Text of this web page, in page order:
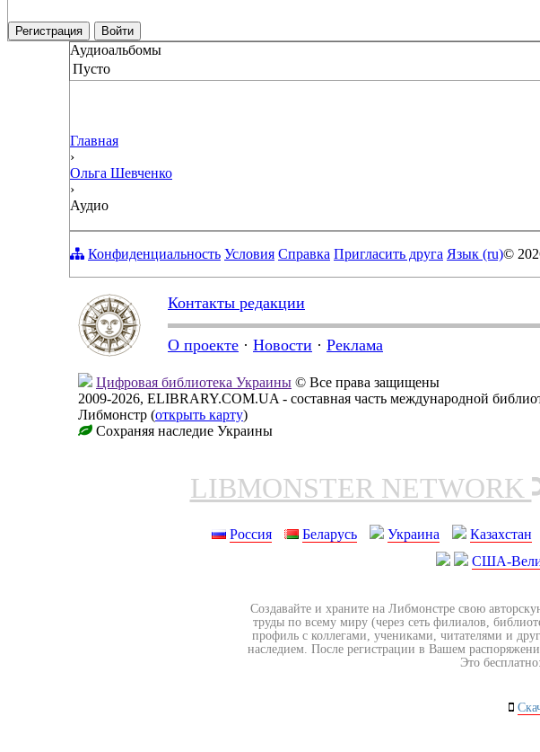
Регистрация Войти
Аудиоальбомы
Пусто
Главная
›
Ольга Шевченко
›
Аудио
Конфиденциальность Условия Справка Пригласить друга Язык (ru)©
Контакты редакции
О проекте · Новости · Реклама
Цифровая библиотека Украины © Все права защищены
2009-2026, ELIBRARY.COM.UA - составная часть международной
Либмонстр (открыть карту)
Сохраняя наследие Украины
LIBMONSTER NETWORK
Россия Беларусь Украина Казахстан
США-
Создавайте и храните на Либмонстре свою
труды по всему миру (через сеть филиалов,
профиль с коллегами, учениками, читателями и
наследием. После регистрации в Вашем
Это